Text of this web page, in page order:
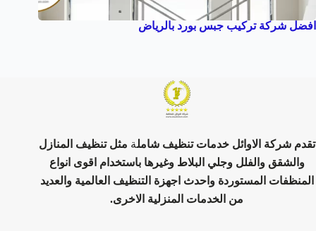
افضل شركة تركيب جبس بورد بالرياض
تقدم شركة الاوائل خدمات تنظيف شاملة مثل تنظيف المنازل
والشقق والفلل وجلي البلاط وغيرها باستخدام اقوى انواع
المنظفات المستوردة واحدث اجهزة التنظيف العالمية والعديد
من الخدمات المنزلية الاخرى.